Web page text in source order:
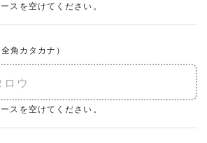
スを空けてください。
全角カタカナ）
スを空けてください。